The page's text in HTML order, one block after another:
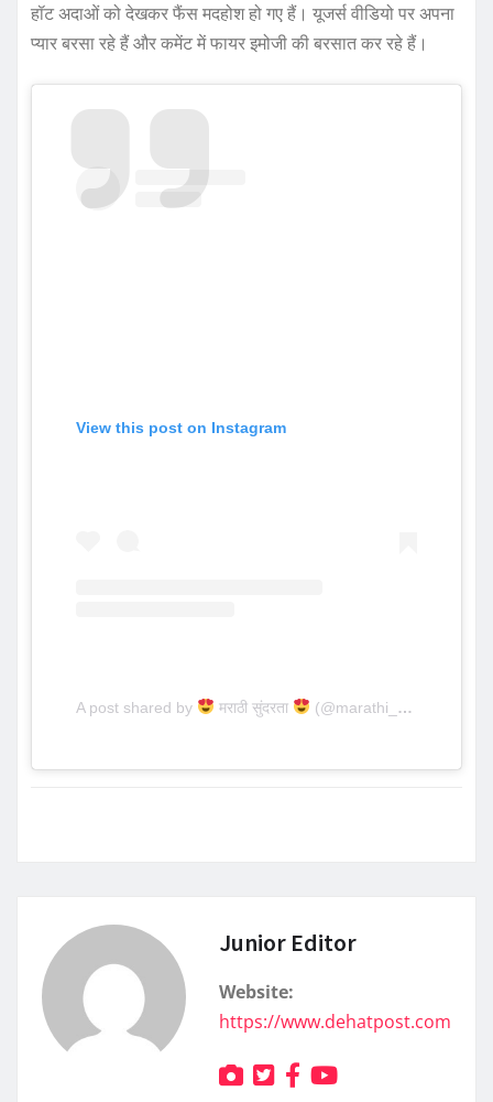
हॉट अदाओं को देखकर फैंस मदहोश हो गए हैं। यूजर्स वीडियो पर अपना
प्यार बरसा रहे हैं और कमेंट में फायर इमोजी की बरसात कर रहे हैं।
View this post on Instagram
A post shared by मराठी सुंदरता (@marathi__sundarta)
Junior Editor
Website:
https://www.dehatpost.com